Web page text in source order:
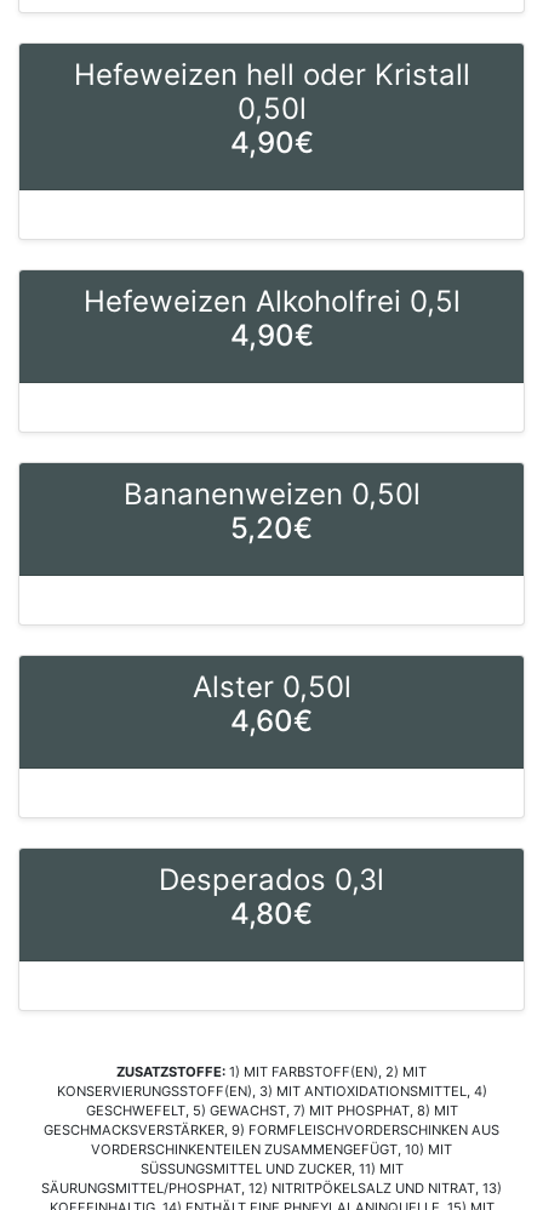
Hefeweizen hell oder Kristall
0,50l
4,90€
Hefeweizen Alkoholfrei 0,5l
4,90€
Bananenweizen 0,50l
5,20€
Alster 0,50l
4,60€
Desperados 0,3l
4,80€
ZUSATZSTOFFE: 1) MIT FARBSTOFF(EN), 2) MIT
KONSERVIERUNGSSTOFF(EN), 3) MIT ANTIOXIDATIONSMITTEL, 4)
GESCHWEFELT, 5) GEWACHST, 7) MIT PHOSPHAT, 8) MIT
GESCHMACKSVERSTÄRKER, 9) FORMFLEISCHVORDERSCHINKEN AUS
VORDERSCHINKENTEILEN ZUSAMMENGEFÜGT, 10) MIT
SÜSSUNGSMITTEL UND ZUCKER, 11) MIT
SÄURUNGSMITTEL/PHOSPHAT, 12) NITRITPÖKELSALZ UND NITRAT, 13)